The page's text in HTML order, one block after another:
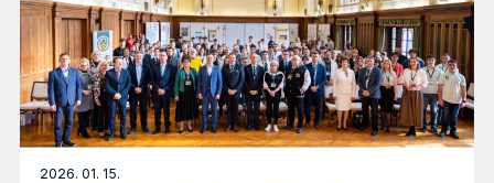
2026. 01. 15.